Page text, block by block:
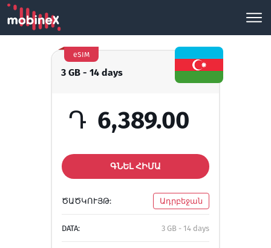
3 GB - 14 days
eSIM
Դ 6,389.00
ԳՆԵԼ ՀԻՄԱ
ԾԱԾԿՈՒՅԹ: Ադրբեջան
DATA: 3 GB - 14 days